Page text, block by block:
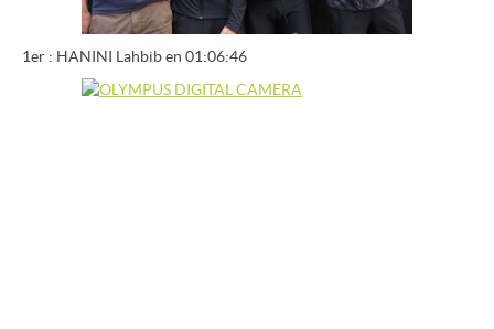
1er : HANINI Lahbib en 01:06:46